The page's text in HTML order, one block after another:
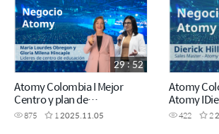
Atomy Colombia I Mejor
Centro y plan de
compensación I Lourdes
Obregon y Gloria Hincapie I
875 12025.11.05
29 : 52
Atomy
Atomy
Academia
Barranquilla
422 2